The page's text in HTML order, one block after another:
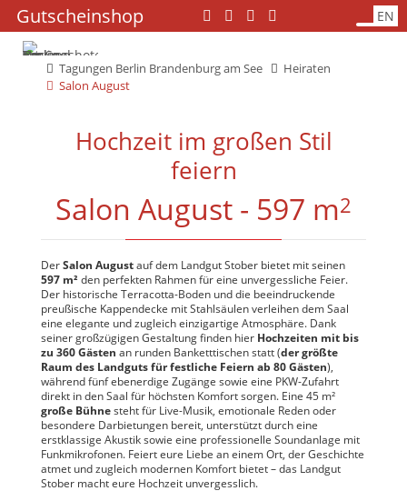
Navigation
überspringen
Gutscheinshop
Navigation
überspringen
EN
Tagungen Berlin Brandenburg am See
Heiraten
Salon August
Hochzeit im großen Stil
feiern
Salon August - 597 m2
Der Salon August auf dem Landgut Stober bietet mit seinen
597 m² den perfekten Rahmen für eine unvergessliche Feier.
Der historische Terracotta-Boden und die beeindruckende
preußische Kappendecke mit Stahlsäulen verleihen dem Saal
eine elegante und zugleich einzigartige Atmosphäre. Dank
seiner großzügigen Gestaltung finden hier Hochzeiten mit bis
zu 360 Gästen an runden Banketttischen statt (der größte
Raum des Landguts für festliche Feiern ab 80 Gästen),
während fünf ebenerdige Zugänge sowie eine PKW-Zufahrt
direkt in den Saal für höchsten Komfort sorgen. Eine 45 m²
große Bühne steht für Live-Musik, emotionale Reden oder
besondere Darbietungen bereit, unterstützt durch eine
erstklassige Akustik sowie eine professionelle Soundanlage mit
Funkmikrofonen. Feiert eure Liebe an einem Ort, der Geschichte
atmet und zugleich modernen Komfort bietet – das Landgut
Stober macht eure Hochzeit unvergesslich.